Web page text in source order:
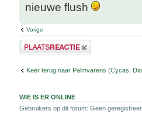
nieuwe flush
Vorige
Plaats een reactie
Keer terug naar Palmvarens (Cycas,
WIE IS ER ONLINE
Gebruikers op dit forum: Geen